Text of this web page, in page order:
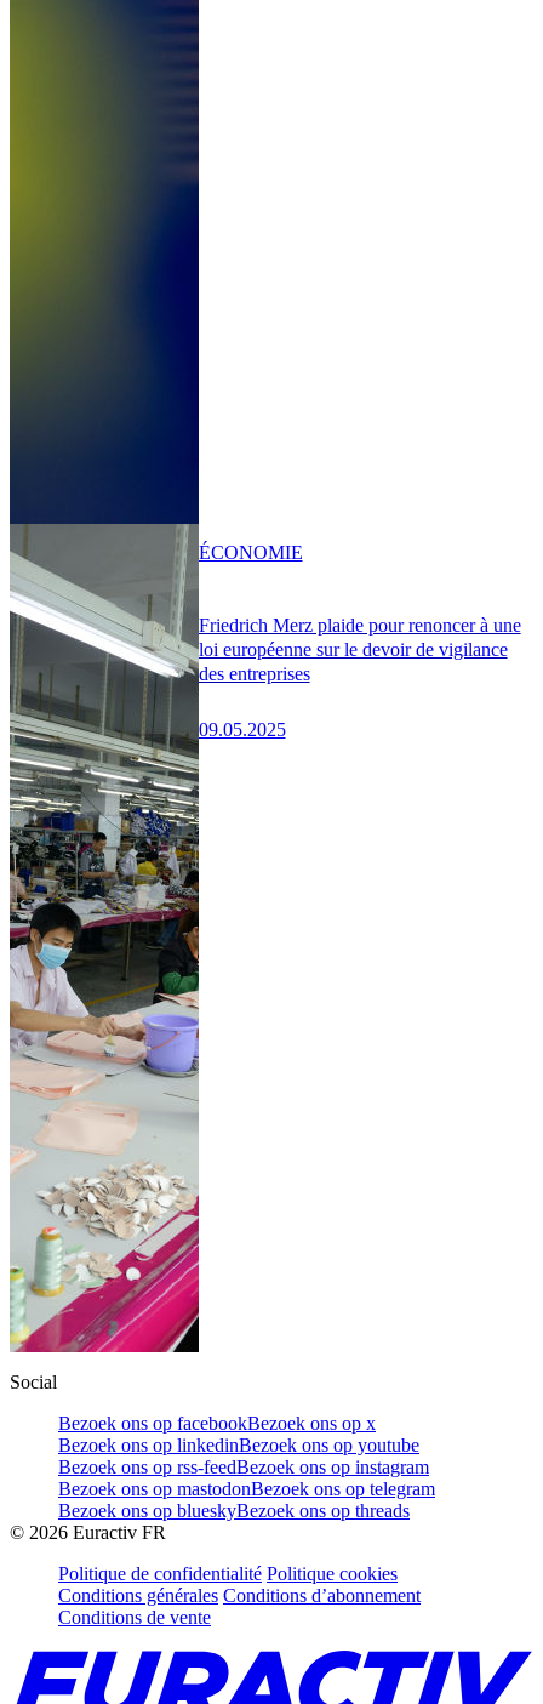
Friedrich Merz plaide pour renoncer à une
loi européenne sur le devoir de vigilance
des entreprises
09.05.2025
ÉCONOMIE
Social
Bezoek ons op facebookBezoek ons op x
Bezoek ons op linkedinBezoek ons op youtube
Bezoek ons op rss-feedBezoek ons op instagram
Bezoek ons op mastodonBezoek ons op telegram
Bezoek ons op blueskyBezoek ons op threads
© 2026 Euractiv FR
Politique de confidentialité Politique cookies
Conditions générales Conditions d’abonnement
Conditions de vente